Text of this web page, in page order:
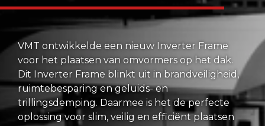
Innovatie
Constructie
Verspaning
Robot- en Handlassen
Poedercoaten
VMT ontwikkelde een nieuw Inverter Frame
voor het plaatsen van omvormers op het dak.
Dit Inverter Frame blinkt uit in brandveiligheid,
ruimtebesparing en geluids- en
trillingsdemping. Daarmee is het de perfecte
oplossing voor slim, veilig en efficiënt plaatsen